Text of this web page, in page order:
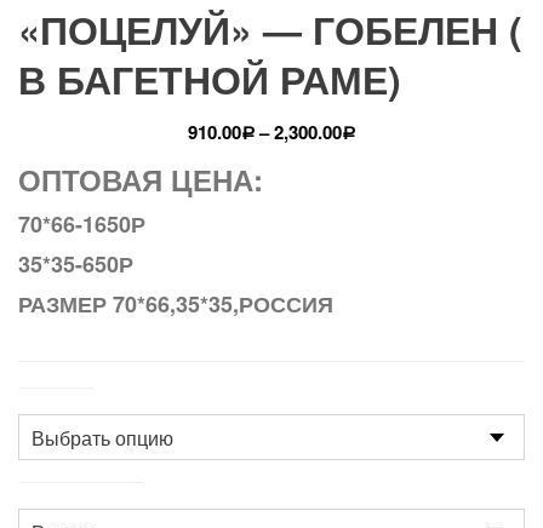
«ПОЦЕЛУЙ» — ГОБЕЛЕН (
В БАГЕТНОЙ РАМЕ)
910.00Р –2,300.00Р
ОПТОВАЯ ЦЕНА:
70*66-1650Р
35*35-650Р
РАЗМЕР 70*66,35*35,РОССИЯ